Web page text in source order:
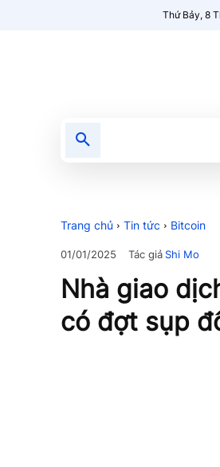
Thứ Bảy, 8
Trang chủ Tin tức Bitcoin
01/01/2025 Tác giảShi Mo
Nhà giao
có đợt sụp